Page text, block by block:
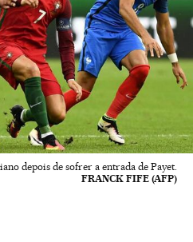
depois de sofrer a entrada de Payet.
FRANCK FIFE (AFP)